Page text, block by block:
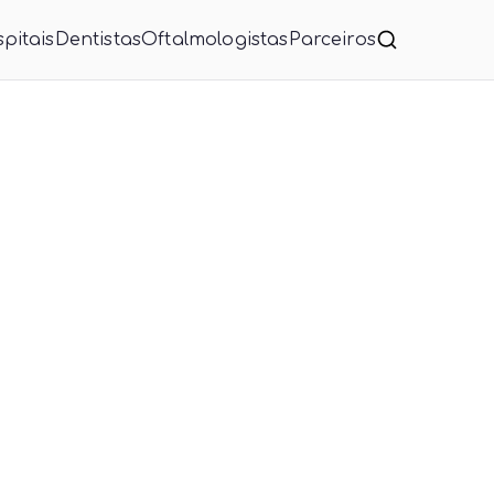
DentistasOftalmologistas Parceiros